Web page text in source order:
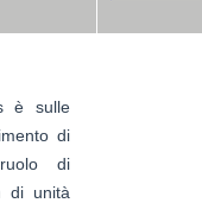
è sulle
di
di
di unità